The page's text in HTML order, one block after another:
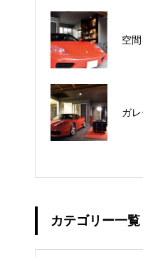
空
ガ
カテゴリー一覧